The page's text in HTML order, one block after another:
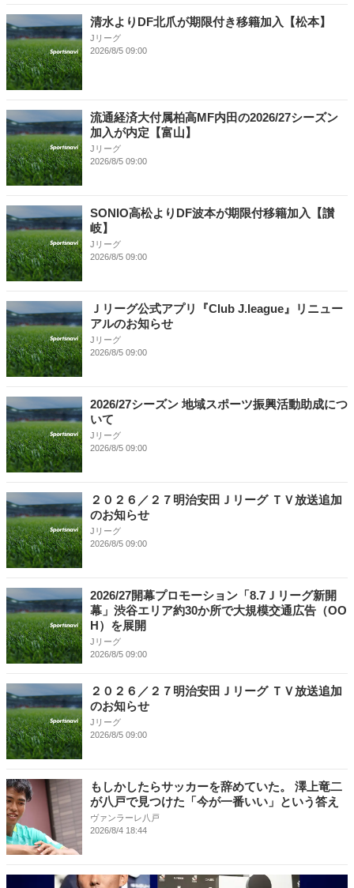
清水よりDF北爪が期限付き移籍加入【松本】
Jリーグ
2026/8/5 09:00
流通経済大付属柏高MF内田の2026/27シーズン
加入が内定【富山】
Jリーグ
2026/8/5 09:00
SONIO高松よりDF波本が期限付移籍加入【讃
岐】
Jリーグ
2026/8/5 09:00
Ｊリーグ公式アプリ『Club J.league』リニュー
アルのお知らせ
Jリーグ
2026/8/5 09:00
2026/27シーズン 地域スポーツ振興活動助成につ
いて
Jリーグ
2026/8/5 09:00
２０２６／２７明治安田Ｊリーグ ＴＶ放送追加
のお知らせ
Jリーグ
2026/8/5 09:00
2026/27開幕プロモーション「8.7Ｊリーグ新開
幕」渋谷エリア約30か所で大規模交通広告（OO
H）を展開
Jリーグ
2026/8/5 09:00
２０２６／２７明治安田Ｊリーグ ＴＶ放送追加
のお知らせ
Jリーグ
2026/8/5 09:00
もしかしたらサッカーを辞めていた。 澤上竜二
が八戸で見つけた「今が一番いい」という答え
ヴァンラーレ八戸
2026/8/4 18:44